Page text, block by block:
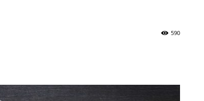
590